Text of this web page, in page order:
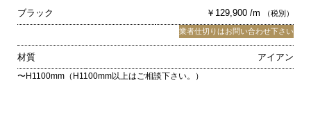
ブラック ￥129,900 /m （税別）
業者仕切りはお問い合わせ下さい
材質 アイアン
〜H1100mm（H1100mm以上はご相談下さい。）